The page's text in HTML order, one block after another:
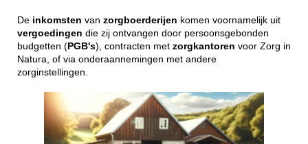
De inkomsten van zorgboerderijen komen voornamelijk uit
vergoedingen die zij ontvangen door persoonsgebonden
budgetten ( PGB's), contracten met zorgkantoren voor Zorg in
Natura, of via onderaannemingen met andere
zorginstellingen.